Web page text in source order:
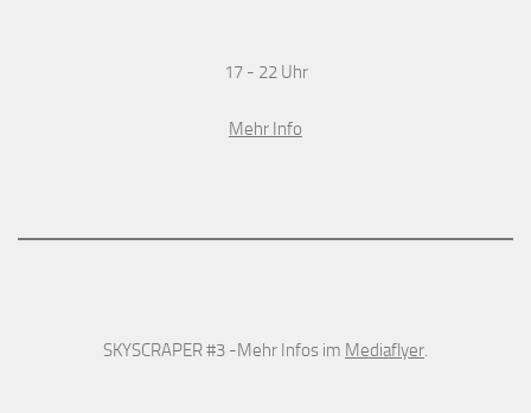
17 - 22 Uhr
Mehr Info
SKYSCRAPER #3 -Mehr Infos im Mediaflyer